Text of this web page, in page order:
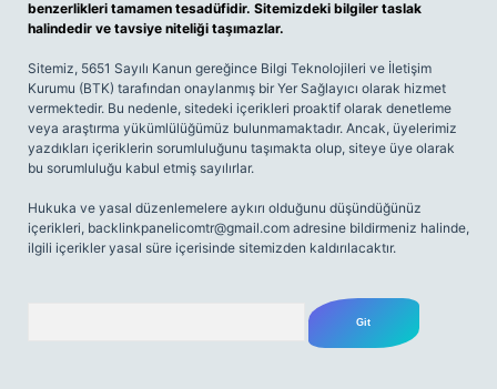
benzerlikleri tamamen tesadüfidir. Sitemizdeki bilgiler taslak
halindedir ve tavsiye niteliği taşımazlar.
Sitemiz, 5651 Sayılı Kanun gereğince Bilgi Teknolojileri ve İletişim
Kurumu (BTK) tarafından onaylanmış bir Yer Sağlayıcı olarak hizmet
vermektedir. Bu nedenle, sitedeki içerikleri proaktif olarak denetleme
veya araştırma yükümlülüğümüz bulunmamaktadır. Ancak, üyelerimiz
yazdıkları içeriklerin sorumluluğunu taşımakta olup, siteye üye olarak
bu sorumluluğu kabul etmiş sayılırlar.
Hukuka ve yasal düzenlemelere aykırı olduğunu düşündüğünüz
içerikleri, backlinkpanelicomtr@gmail.com adresine bildirmeniz halinde,
ilgili içerikler yasal süre içerisinde sitemizden kaldırılacaktır.